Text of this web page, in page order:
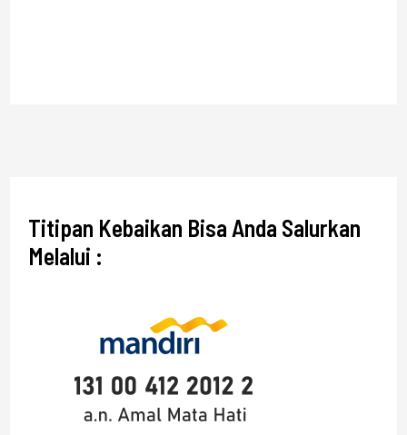
Titipan Kebaikan Bisa Anda Salurkan
Melalui :